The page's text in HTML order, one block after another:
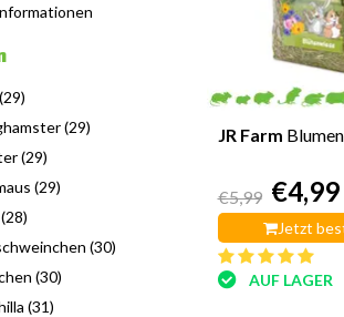
(29)
(29)
(29)
(29)
(28)
(30)
(30)
(31)
JR Farm
€5,99 €4,99
Jetzt
AUF LAGER